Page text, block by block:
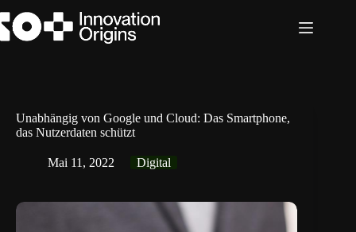
Inhalt
springen
Unabhängig von Google und Cloud: Das Smartphone,
das Nutzerdaten schützt
Mai 11, 2022 Digital